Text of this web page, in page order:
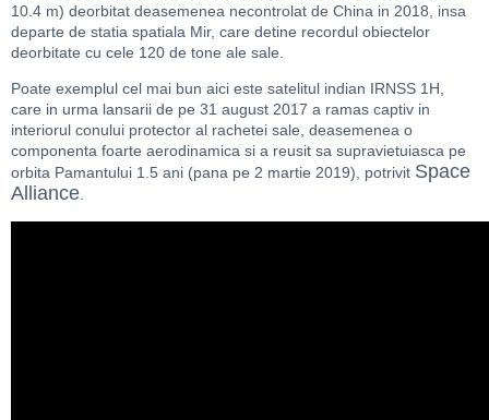
10.4 m) deorbitat deasemenea necontrolat de China in 2018, insa
departe de statia spatiala Mir, care detine recordul obiectelor
deorbitate cu cele 120 de tone ale sale.
Poate exemplul cel mai bun aici este satelitul indian IRNSS 1H,
care in urma lansarii de pe 31 august 2017 a ramas captiv in
interiorul conului protector al rachetei sale, deasemenea o
componenta foarte aerodinamica si a reusit sa supravietuiasca pe
orbita Pamantului 1.5 ani (pana pe 2 martie 2019), potrivit Space
Alliance